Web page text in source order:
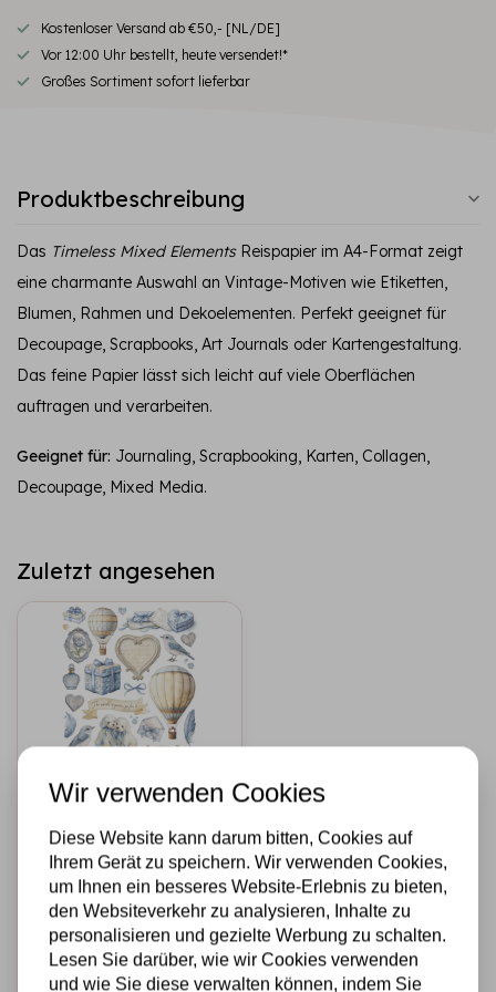
Kostenloser Versand ab €50,- [NL/DE]
Vor 12:00 Uhr bestellt, heute versendet!*
Großes Sortiment sofort lieferbar
Produktbeschreibung
Das Timeless Mixed ElementsReispapier im A4-Format zeigt
eine charmante Auswahl an Vintage-Motiven wie Etiketten,
Blumen, Rahmen und Dekoelementen. Perfekt geeignet für
Decoupage, Scrapbooks, Art Journals oder Kartengestaltung.
Das feine Papier lässt sich leicht auf viele Oberflächen
auftragen und verarbeiten.
Geeignet für: Journaling, Scrapbooking, Karten, Collagen,
Decoupage, Mixed Media.
Zuletzt angesehen
A4 Rice paper
packed - Timeless
mixed elements
€2,25 Auf Lager
Schnell
hinzufügen
Wir verwenden Cookies
Diese Website kann darum bitten, Cookies auf
Ihrem Gerät zu speichern. Wir verwenden Cookies,
um Ihnen ein besseres Website-Erlebnis zu bieten,
den Websiteverkehr zu analysieren, Inhalte zu
personalisieren und gezielte Werbung zu schalten.
Lesen Sie darüber, wie wir Cookies verwenden
und wie Sie diese verwalten können, indem Sie